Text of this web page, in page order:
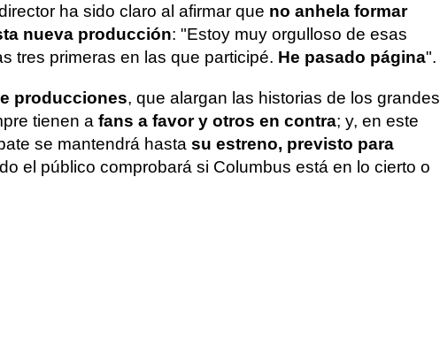
ha sido claro al afirmar que no anhela formar
nueva producción: "Estoy muy orgulloso de esas
tres primeras en las que participé. He pasado página".
producciones, que alargan las historias de los grandes
tienen a fans a favor y otros en contra; y, en este
se mantendrá hasta su estreno, previsto para
el público comprobará si Columbus está en lo cierto o